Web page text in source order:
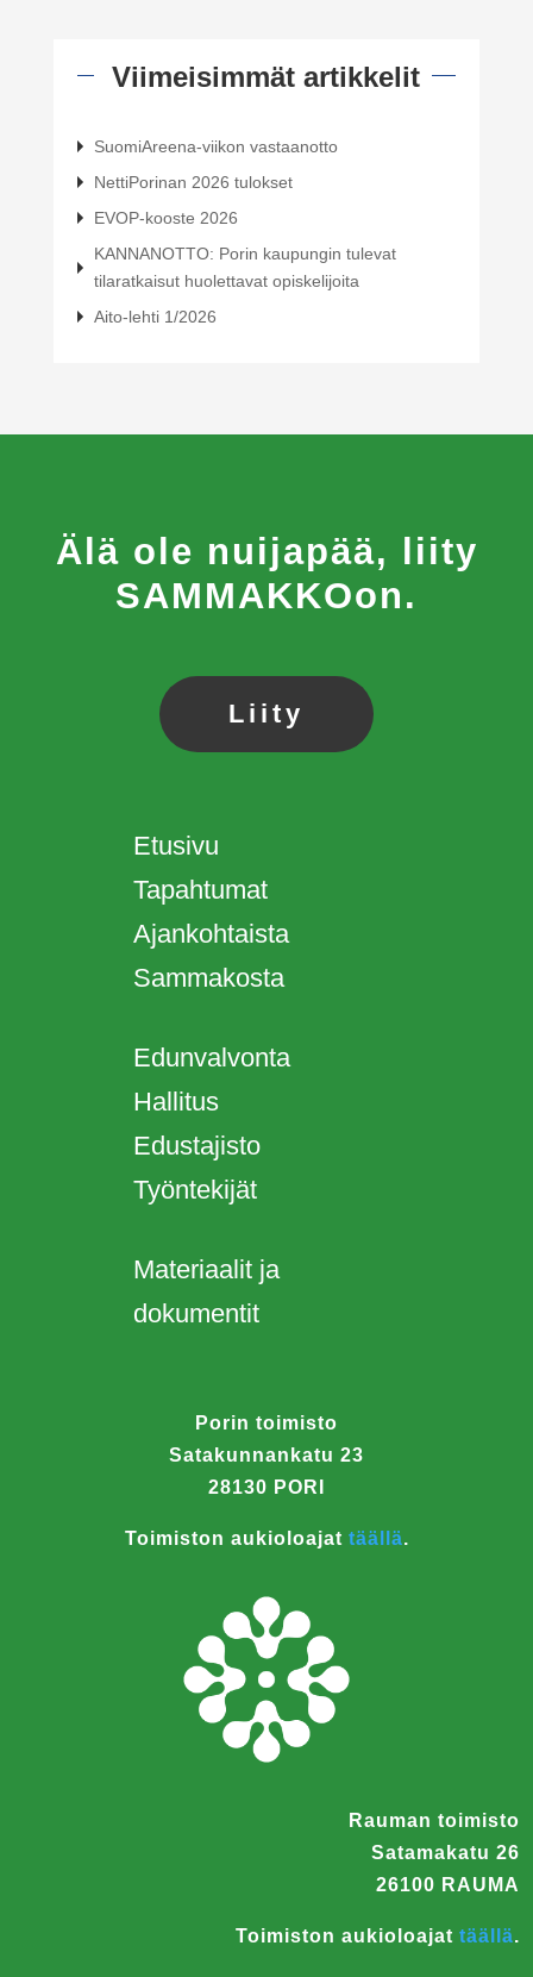
Viimeisimmät artikkelit
SuomiAreena-viikon vastaanotto
NettiPorinan 2026 tulokset
EVOP-kooste 2026
KANNANOTTO: Porin kaupungin tulevat
tilaratkaisut huolettavat opiskelijoita
Aito-lehti 1/2026
Älä ole nuijapää, liity
SAMMAKKOon.
Liity
Etusivu
Tapahtumat
Ajankohtaista
Sammakosta
Edunvalvonta
Hallitus
Edustajisto
Työntekijät
Materiaalit ja
dokumentit
Porin toimisto
Satakunnankatu 23
28130 PORI
Toimiston aukioloajat täällä.
Rauman toimisto
Satamakatu 26
26100 RAUMA
Toimiston aukioloajat täällä.